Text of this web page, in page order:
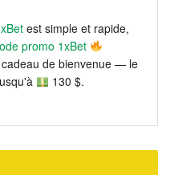
est simple et rapide,
promo 1xBet
de bienvenue — le
130 $.